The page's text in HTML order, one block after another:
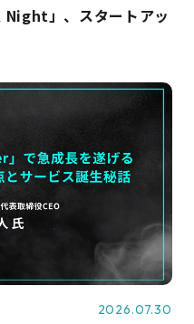
Night」、スタートアッ
2026.07.30